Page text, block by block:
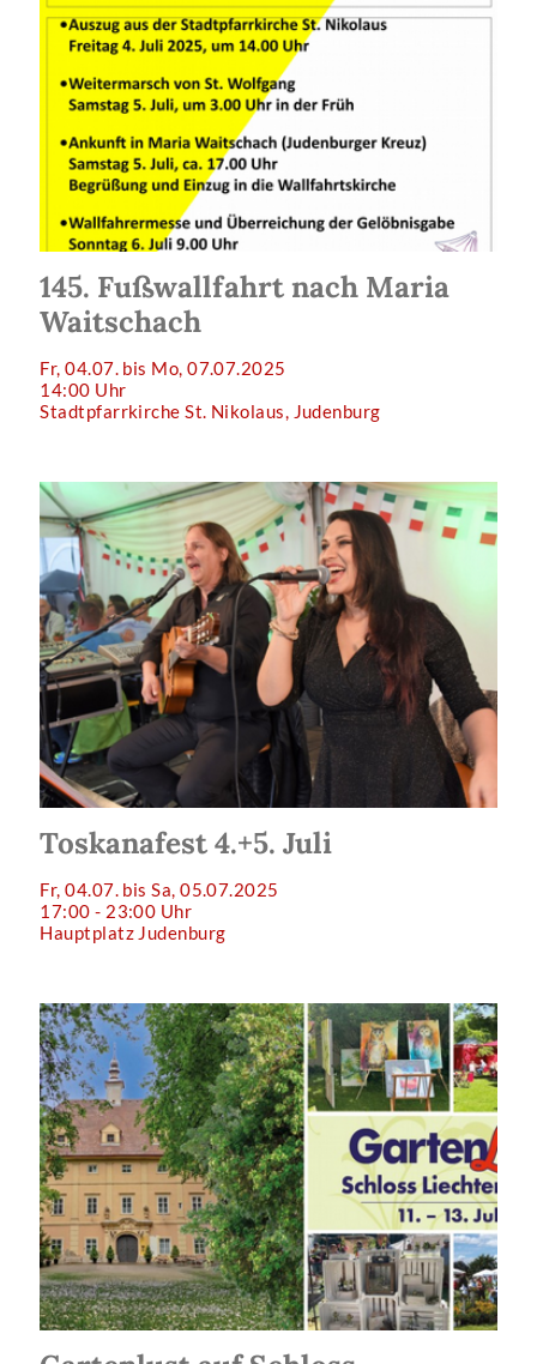
145. Fußwallfahrt nach Maria
Waitschach
Fr, 04.07. bis Mo, 07.07.2025
14:00 Uhr
Stadtpfarrkirche St. Nikolaus, Judenburg
Toskanafest 4.+5. Juli
Fr, 04.07. bis Sa, 05.07.2025
17:00 - 23:00 Uhr
Hauptplatz Judenburg